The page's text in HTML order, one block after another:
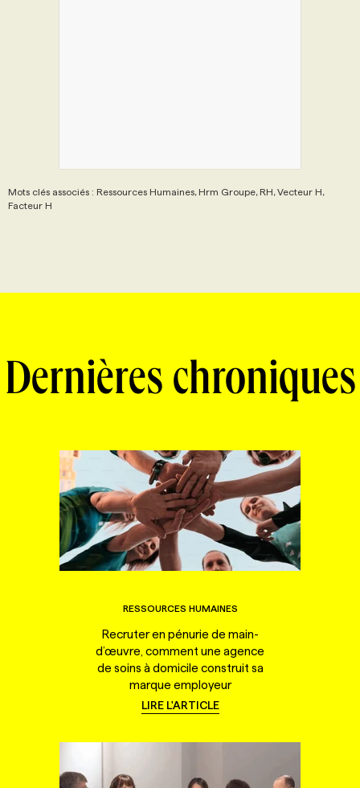
Mots clés associés : Ressources Humaines, Hrm Groupe, RH, Vecteur H,
Facteur H
Dernières chroniques
RESSOURCES HUMAINES
Recruter en pénurie de main-
d’œuvre, comment une agence
de soins à domicile construit sa
marque employeur
LIRE L'ARTICLE